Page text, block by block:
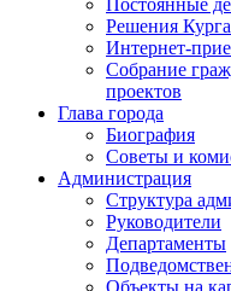
Постоянные
Решения
Интернет-
Собрание
проектов
Глава города
Биография
Советы и
Администрация
Структура
Руководители
Департаменты
Объекты на